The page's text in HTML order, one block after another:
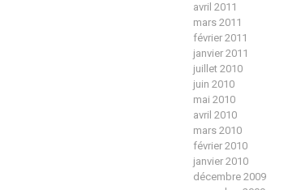
avril 2011
mars 2011
février 2011
janvier 2011
juillet 2010
juin 2010
mai 2010
avril 2010
mars 2010
février 2010
janvier 2010
décembre 2009